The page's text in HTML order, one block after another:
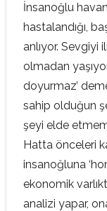
İnsanoğlu
hastalandığı,
anlıyor. Sevgiyi
olmadan
doyurmaz’
sahip olduğun
şeyi elde
Hatta önceleri
insanoğluna
ekonomik
analizi yapar,